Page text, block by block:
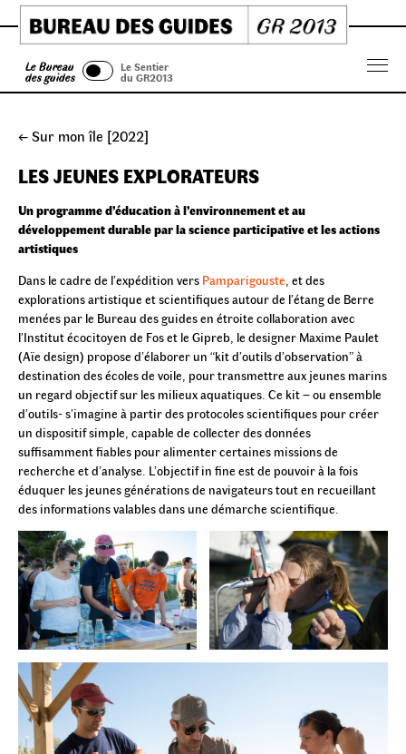
Skip
to
content
Le Bureau
des guides
Le Sentier
du GR2013
← Sur mon île [2022]
LES JEUNES EXPLORATEURS
Un programme d’éducation à l’environnement et au
développement durable par la science participative et les actions
artistiques
Dans le cadre de l’expédition vers Pamparigouste, et des
explorations artistique et scientifiques autour de l’étang de Berre
menées par le Bureau des guides en étroite collaboration avec
l’Institut écocitoyen de Fos et le Gipreb, le designer Maxime Paulet
(Aïe design) propose d’élaborer un “kit d’outils d’observation” à
destination des écoles de voile, pour transmettre aux jeunes marins
un regard objectif sur les milieux aquatiques. Ce kit – ou ensemble
d’outils- s’imagine à partir des protocoles scientifiques pour créer
un dispositif simple, capable de collecter des données
suffisamment fiables pour alimenter certaines missions de
recherche et d’analyse. L’objectif in fine est de pouvoir à la fois
éduquer les jeunes générations de navigateurs tout en recueillant
des informations valables dans une démarche scientifique.